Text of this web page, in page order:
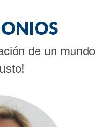
de un mundo